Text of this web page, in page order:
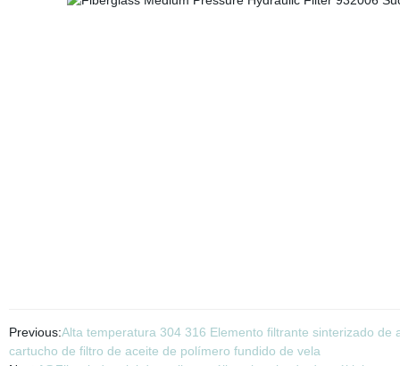
Previous:Alta temperatura 304 316 Elemento filtrante sinterizado
cartucho de filtro de aceite de polímero fundido de vela